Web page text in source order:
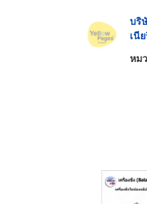
บริ
เนี
หม